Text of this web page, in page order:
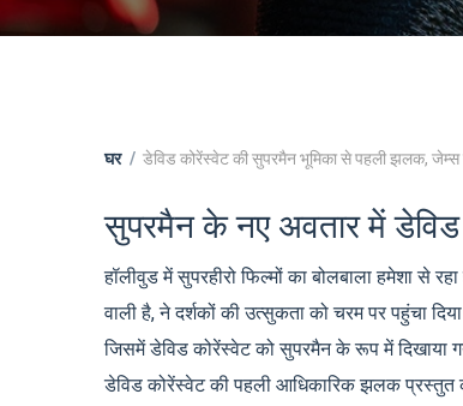
घर डेविड कोरेंस्वेट की सुपरमैन भूमिका से पहली झलक, जेम्स
सुपरमैन के नए अवतार में
हॉलीवुड में सुपरहीरो फिल्मों का बोलबाला हमेशा से
वाली है, ने दर्शकों की उत्सुकता को चरम पर पहुंचा
जिसमें डेविड कोरेंस्वेट को सुपरमैन के रूप में दिखाया
डेविड कोरेंस्वेट की पहली आधिकारिक झलक प्रस्तुत